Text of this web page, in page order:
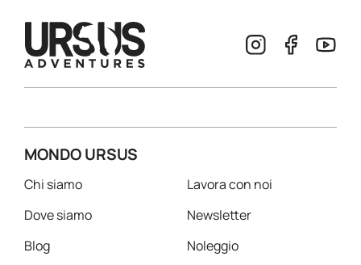
MONDO URSUS
Chi siamo
Dove siamo
Blog
Lavora con noi
Newsletter
Noleggio